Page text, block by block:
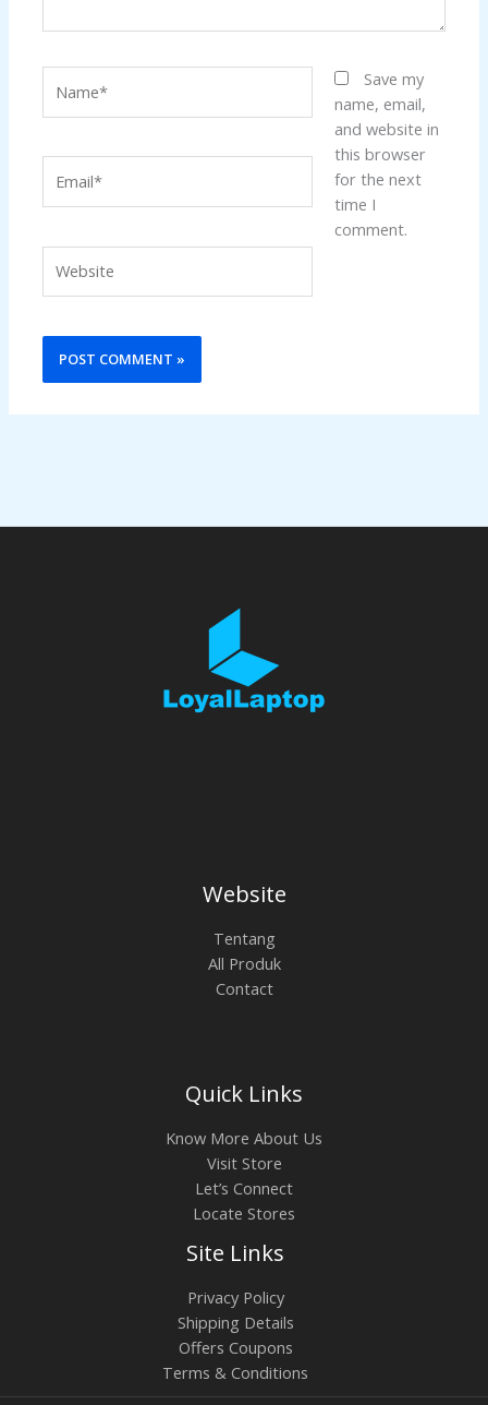
Save my
name, email,
and website in
this browser
for the next
time I
comment.
Website
Tentang
All Produk
Contact
Quick Links
Know More About Us
Visit Store
Let’s Connect
Locate Stores
Site Links
Privacy Policy
Shipping Details
Offers Coupons
Terms & Conditions